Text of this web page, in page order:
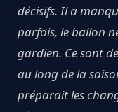
décisifs.Il a
parfois, le ballon
gardien. Ce sont
au long de la
préparait les